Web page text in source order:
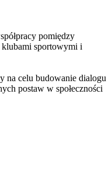
pomiędzy
klubami sportowymi i
na celu budowanie dialogu
postaw w społeczności